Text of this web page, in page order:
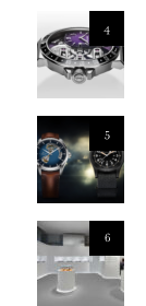
4
5
6